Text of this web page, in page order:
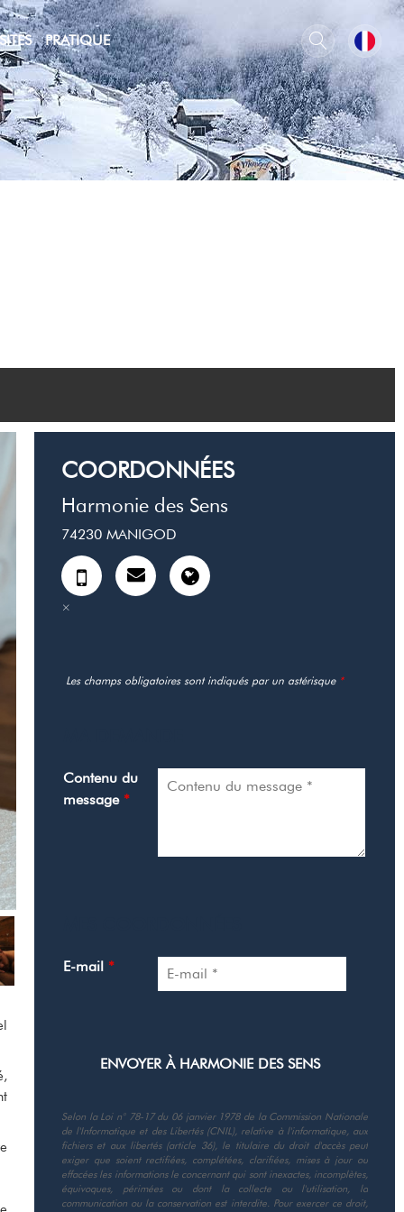
PRATIQUE
COORDONNÉES
Harmonie des Sens
74230 MANIGOD
Les champs obligatoires sont indiqués par un astérisque *
Contenu du
message *
E-mail *
Selon la Loi n° 78-17 du 06 janvier 1978 de la Commission Nationale
de l'Informatique et des Libertés (CNIL), relative à l'informatique, aux
fichiers et aux libertés (article 36), le titulaire du droit d'accès peut
exiger que soient rectifiées, complétées, clarifiées, mises à jour ou
effacées les informations le concernant qui sont inexactes, incomplètes,
équivoques, périmées ou dont la collecte ou l'utilisation, la
communication ou la conservation est interdite. Pour exercer ce droit,